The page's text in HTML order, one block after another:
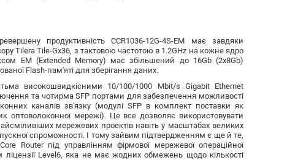
продуктивність CCR1036-12G-4S-EM має завдяки
Tilera Tile-Gx36, з тактовою частотою в 1.2GHz на кожне ядро
EM (Extended Memory) має збільшений до 16Gb (2x8Gb)
Flash-пам'яті для зберігання даних.
високошвидкісними 10/100/1000 Mbit/s Gigabit Ethernet
та чотирма SFP портами для забезпечення можливості
каналів зв'язку (модулі SFP в комплект поставки як
оптоволоконної мережі). Це все дозволяє використовувати
мережевих проектів навіть у масштабах великих
спроможності. І тому зайвим підтвердженням є ще й те,
Router під управлінням фірмової мережевої операційної
Level6, яка не має жодних обмежень щодо кількості